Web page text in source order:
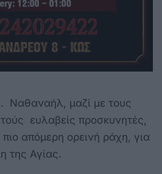
Ναθαναήλ, μαζί με τους
ευλαβείς προσκυνητές,
απόμερη ορεινή ράχη, για
της Αγίας.